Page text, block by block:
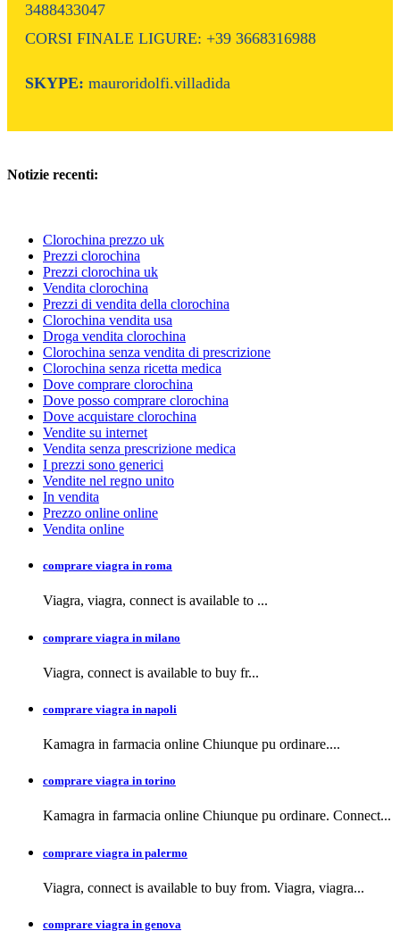
3488433047
CORSI FINALE LIGURE: +39 3668316988
SKYPE: mauroridolfi.villadida
Notizie recenti:
Clorochina prezzo uk
Prezzi clorochina
Prezzi clorochina uk
Vendita clorochina
Prezzi di vendita della clorochina
Clorochina vendita usa
Droga vendita clorochina
Clorochina senza vendita di prescrizione
Clorochina senza ricetta medica
Dove comprare clorochina
Dove posso comprare clorochina
Dove acquistare clorochina
Vendite su internet
Vendita senza prescrizione medica
I prezzi sono generici
Vendite nel regno unito
In vendita
Prezzo online online
Vendita online
comprare viagra in roma
Viagra, viagra, connect is available to ...
comprare viagra in milano
Viagra, connect is available to buy fr...
comprare viagra in napoli
Kamagra in farmacia online Chiunque pu ordinare....
comprare viagra in torino
Kamagra in farmacia online Chiunque pu ordinare. Connect...
comprare viagra in palermo
Viagra, connect is available to buy from. Viagra, viagra...
comprare viagra in genova